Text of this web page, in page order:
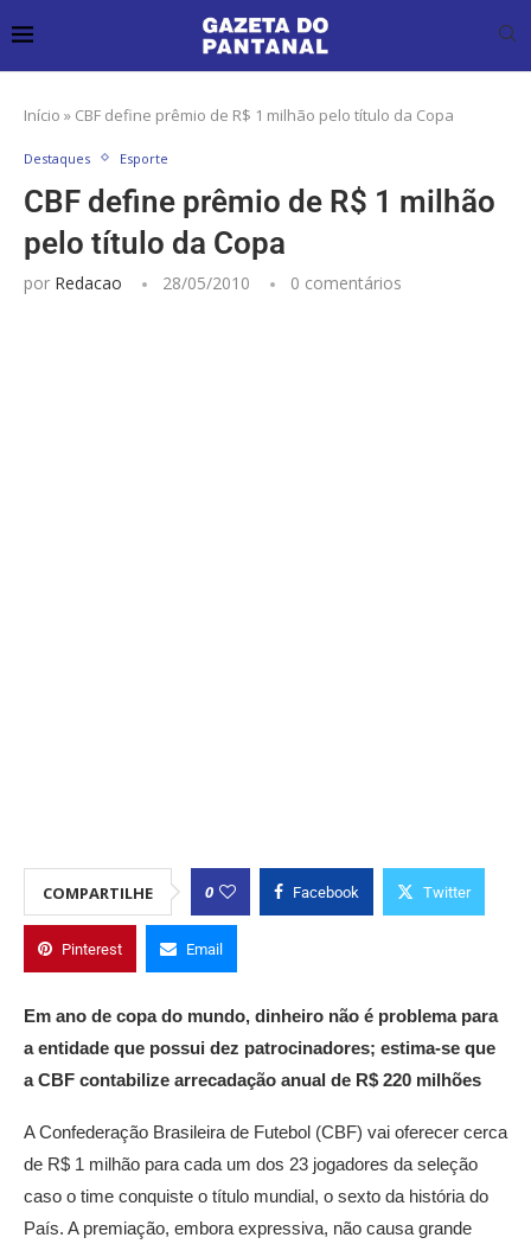
Início » CBF define prêmio de R$ 1 milhão pelo título da Copa
Destaques Esporte
CBF define prêmio de R$ 1 milhão
pelo título da Copa
por Redacao 28/05/2010 0 comentários
COMPARTILHE 0 Facebook Twitter
Pinterest Email
Em ano de copa do mundo, dinheiro não é problema para
a entidade que possui dez patrocinadores; estima-se que
a CBF contabilize arrecadação anual de R$ 220 milhões
A Confederação Brasileira de Futebol (CBF) vai oferecer cerca
de R$ 1 milhão para cada um dos 23 jogadores da seleção
caso o time conquiste o título mundial, o sexto da história do
País. A premiação, embora expressiva, não causa grande